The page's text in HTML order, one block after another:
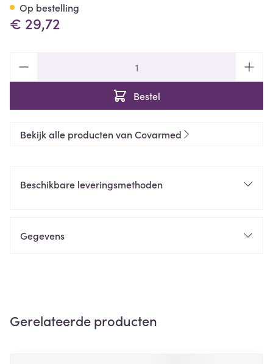
€ 29,72
Bestel
Op bestelling
Bekijk alle producten van Covarmed
Beschikbare leveringsmethoden
Gegevens
Gerelateerde producten